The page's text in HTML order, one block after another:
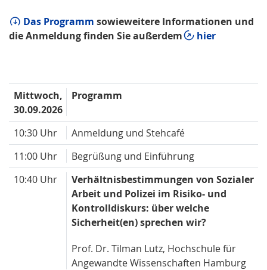
Das Programm sowieweitere Informationen und
die Anmeldung finden Sie außerdem
hier
Mittwoch,
30.09.2026
Programm
10:30 Uhr
Anmeldung und Stehcafé
11:00 Uhr
Begrüßung und Einführung
10:40 Uhr
Verhältnisbestimmungen von Sozialer
Arbeit und Polizei im Risiko- und
Kontrolldiskurs: über welche
Sicherheit(en) sprechen wir?
Prof. Dr. Tilman Lutz, Hochschule für
Angewandte Wissenschaften Hamburg